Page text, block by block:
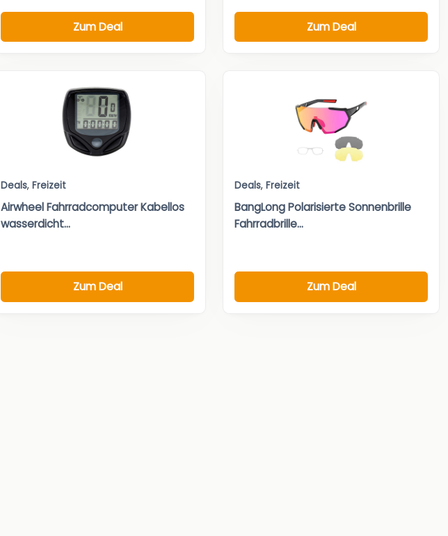
Zum Deal Zum Deal
Deals, Freizeit
Airwheel Fahrradcomputer Kabellos
wasserdicht...
Zum Deal
Deals, Freizeit
BangLong Polarisierte Sonnenbrille
Fahrradbrille...
Zum Deal